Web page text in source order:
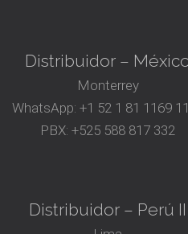
Distribuidor –
Monterrey
WhatsApp: +1 52 1 81 1169
PBX:+525 588 817 332
Distribuidor – Perú II